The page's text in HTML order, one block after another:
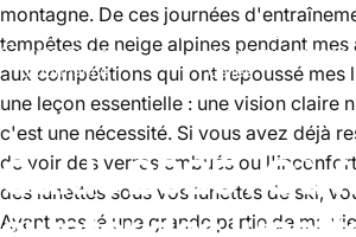
Inserts pour lunettes de
protection sur
ordonnance
Guide 2025 : Où
de ski sur
Galles
Guide2025: Où
montagne. De ces journées
tempêtes de neige alpines pendant
aux compétitions qui ont repoussé mes
une leçon essentielle : une vision claire
c'est une nécessité. Si vous avez déjà
de voir des verres embués ou
des lunettes sous vos lunettes de ski,
Ayant passé une grande partie de ma